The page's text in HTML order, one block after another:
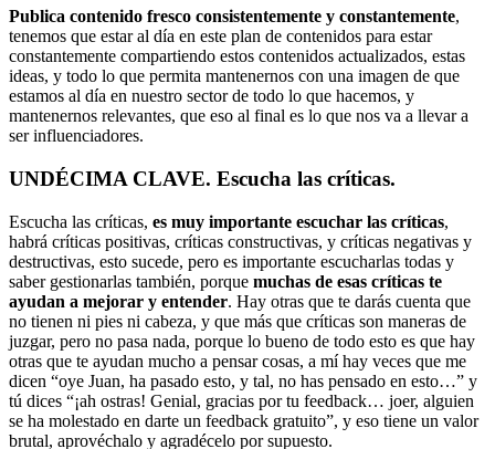
Publica contenido fresco consistentemente y constantemente,
tenemos que estar al día en este plan de contenidos para estar
constantemente compartiendo estos contenidos actualizados, estas
ideas, y todo lo que permita mantenernos con una imagen de que
estamos al día en nuestro sector de todo lo que hacemos, y
mantenernos relevantes, que eso al final es lo que nos va a llevar a
ser influenciadores.
UNDÉCIMA CLAVE. Escucha las críticas.
Escucha las críticas, es muy importante escuchar las críticas,
habrá críticas positivas, críticas constructivas, y críticas negativas y
destructivas, esto sucede, pero es importante escucharlas todas y
saber gestionarlas también, porque muchas de esas críticas te
ayudan a mejorar y entender. Hay otras que te darás cuenta que
no tienen ni pies ni cabeza, y que más que críticas son maneras de
juzgar, pero no pasa nada, porque lo bueno de todo esto es que hay
otras que te ayudan mucho a pensar cosas, a mí hay veces que me
dicen “oye Juan, ha pasado esto, y tal, no has pensado en esto…” y
tú dices “¡ah ostras! Genial, gracias por tu feedback… joer, alguien
se ha molestado en darte un feedback gratuito”, y eso tiene un valor
brutal, aprovéchalo y agradécelo por supuesto.